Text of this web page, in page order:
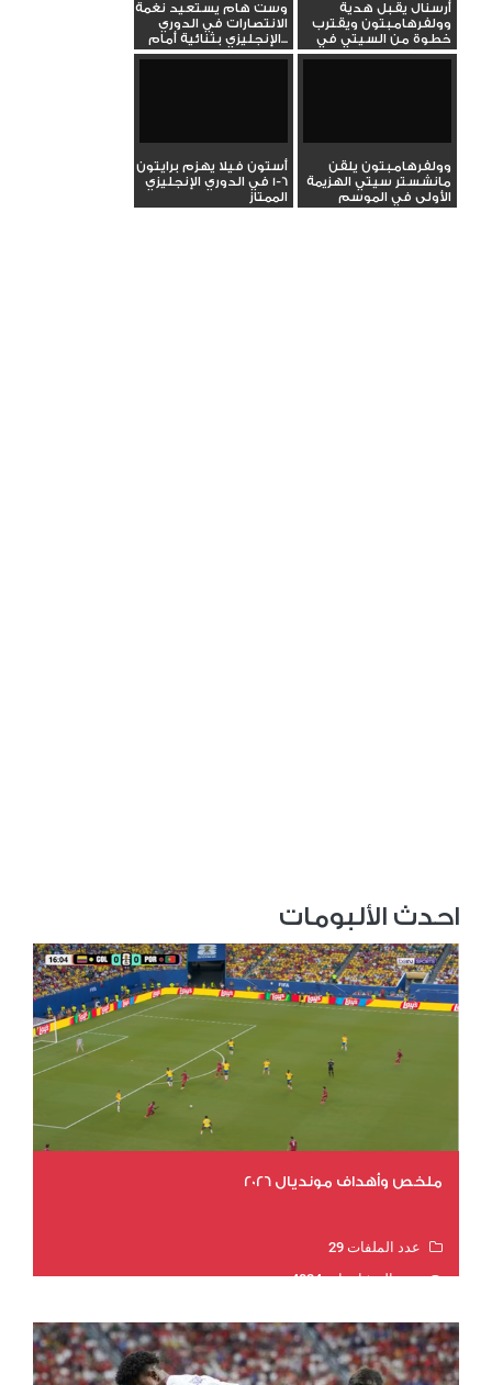
أرسنال يقبل هدية
وولفرهامبتون ويقترب
خطوة من السيتي في
صدارة...
وست هام يستعيد نغمة
الانتصارات في الدوري
الإنجليزي بثنائية أمام...
وولفرهامبتون يلقن
مانشستر سيتي الهزيمة
الأولى في الموسم
أستون فيلا يهزم برايتون
6-1 في الدوري الإنجليزي
الممتاز
احدث الألبومات
ملخص وأهداف مونديال 2026
عدد الملفات 29
عدد المشاهدات 4824